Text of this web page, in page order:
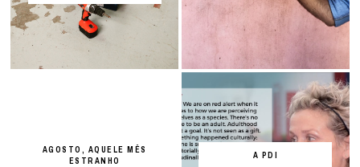
AGOSTO, AQUELE MÊS
ESTRANHO
A PDI